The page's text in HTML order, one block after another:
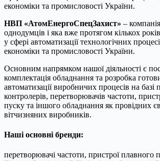
економіки та промисловості України.
НВП «АтомЕнергоСпецЗахист» –
однодумців і яка вже протягом кількох
у сфері автоматизації технологічних
економіки та промисловості України.
Основним напрямком нашої діяльності є
комплектація обладнання та розробка
автоматизації виробничих процесів на
контролерів, перетворювачів частоти,
пуску та іншого обладнання як провідних
вітчизняних виробників.
Наші основні бренди:
перетворювачі частоти, пристрої плавного